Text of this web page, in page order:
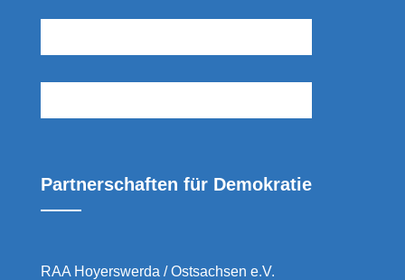
Partnerschaften für Demokratie
RAA Hoyerswerda / Ostsachsen e.V.